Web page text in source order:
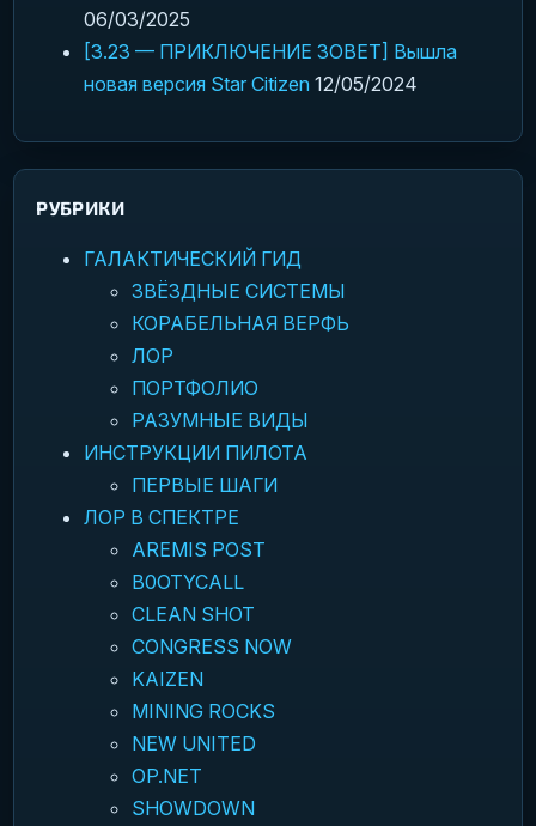
06/03/2025
[3.23 — ПРИКЛЮЧЕНИЕ ЗОВЕТ] Вышла
новая версия Star Citizen 12/05/2024
РУБРИКИ
ГАЛАКТИЧЕСКИЙ ГИД
ЗВЁЗДНЫЕ СИСТЕМЫ
КОРАБЕЛЬНАЯ ВЕРФЬ
ЛОР
ПОРТФОЛИО
РАЗУМНЫЕ ВИДЫ
ИНСТРУКЦИИ ПИЛОТА
ПЕРВЫЕ ШАГИ
ЛОР В СПЕКТРЕ
AREMIS POST
B0OTYCALL
CLEAN SHOT
CONGRESS NOW
KAIZEN
MINING ROCKS
NEW UNITED
OP.NET
SHOWDOWN